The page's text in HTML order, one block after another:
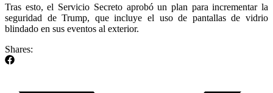
Tras esto, el Servicio Secreto aprobó un plan para incrementar la
seguridad de Trump, que incluye el uso de pantallas de vidrio
blindado en sus eventos al exterior.
Shares: